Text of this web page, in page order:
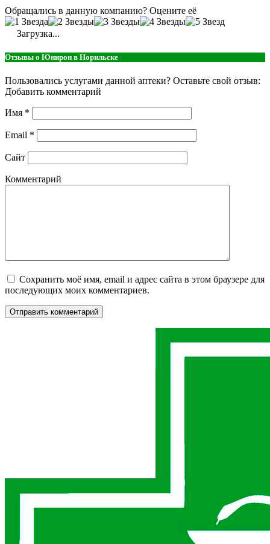
Обращались в данную компанию? Оцените её
Загрузка...
Отзывы о Юнирон в Норильске
Пользовались услугами данной аптеки? Оставьте свой отзыв:
Добавить комментарий
Имя *
Email *
Сайт
Комментарий
Сохранить моё имя, email и адрес сайта в этом браузере для
последующих моих комментариев.